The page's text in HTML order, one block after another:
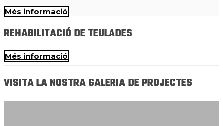
Més informació
REHABILITACIÓ DE TEULADES
Més informació
VISITA LA NOSTRA GALERIA DE PROJECTES